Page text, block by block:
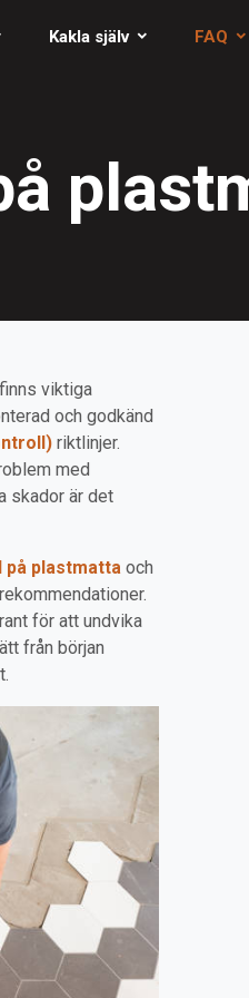
Kakla själv FAQ
viktiga
och godkänd
riktlinjer.
med
skador är det
på plastmatta och
för att undvika
från början